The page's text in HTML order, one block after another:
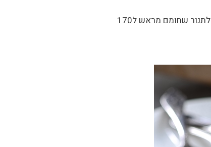
מערבבים את חומרי הציפוי ומורחים בשכבה אחידה ע"ג הגבינה מכניסים לתנור שחומם מראש ל170